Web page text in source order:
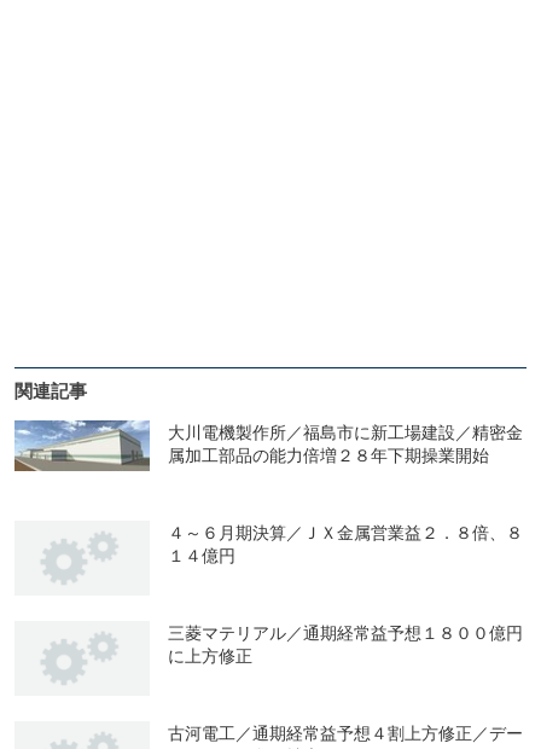
関連記事
大川電機製作所／福島市に新工場建設／精密金
属加工部品の能力倍増２８年下期操業開始
４～６月期決算／ＪＸ金属営業益２．８倍、８
１４億円
三菱マテリアル／通期経常益予想１８００億円
に上方修正
古河電工／通期経常益予想４割上方修正／デー